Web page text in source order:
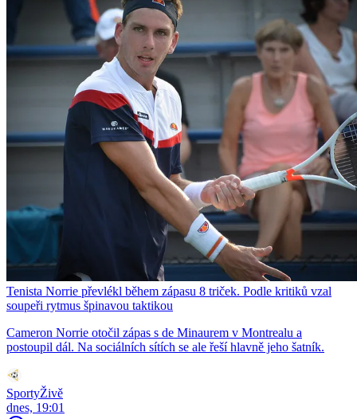
Tenista Norrie převlékl během zápasu 8 triček. Podle kritiků vzal
soupeři rytmus špinavou taktikou
Cameron Norrie otočil zápas s de Minaurem v Montrealu a
postoupil dál. Na sociálních sítích se ale řeší hlavně jeho šatník.
SportyŽivě
dnes, 19:01